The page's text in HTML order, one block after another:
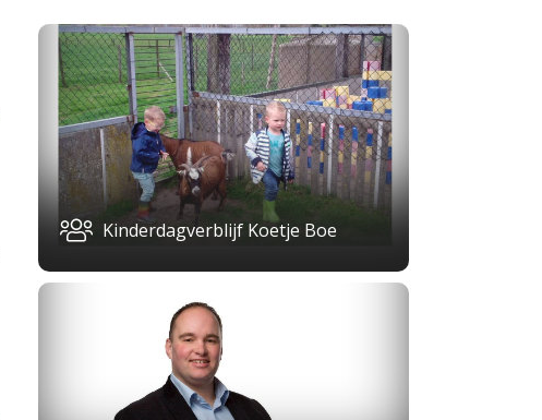
Kinderdagverblijf Koetje Boe